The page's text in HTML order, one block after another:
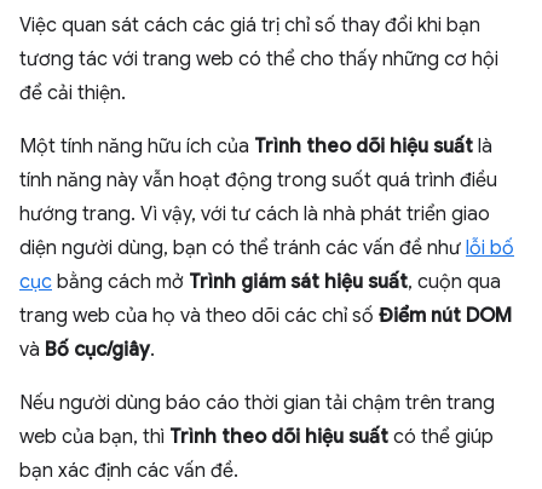
Việc quan sát cách các giá trị chỉ số thay đổi khi bạn
tương tác với trang web có thể cho thấy những cơ hội
để cải thiện.
Một tính năng hữu ích của Trình theo dõi hiệu suất là
tính năng này vẫn hoạt động trong suốt quá trình điều
hướng trang. Vì vậy, với tư cách là nhà phát triển giao
diện người dùng, bạn có thể tránh các vấn đề như lỗi bố
cục bằng cách mở Trình giám sát hiệu suất, cuộn qua
trang web của họ và theo dõi các chỉ số Điểm nút DOM
và Bố cục/giây.
Nếu người dùng báo cáo thời gian tải chậm trên trang
web của bạn, thì Trình theo dõi hiệu suất có thể giúp
bạn xác định các vấn đề.